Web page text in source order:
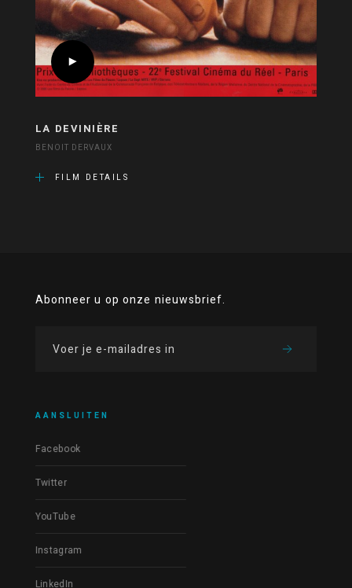
LA DEVINIÈRE
BENOIT DERVAUX
FILM DETAILS
Abonneer u op onze nieuwsbrief.
AANSLUITEN
Facebook
Twitter
YouTube
Instagram
LinkedIn